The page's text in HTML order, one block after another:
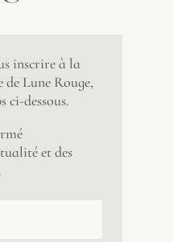
inscrire à la
de Lune Rouge,
ci-dessous.
et des